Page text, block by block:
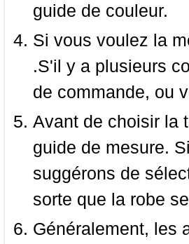
guide de couleur.
Si vous voulez la
.S'il y a plusieurs
de commande, ou
Avant de choisir la
guide de mesure.
suggérons de
sorte que la robe
Généralement, les